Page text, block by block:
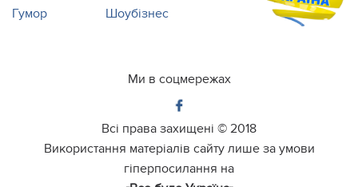
Гумор
Шоубізнес
Ми в соцмережах
Всі права захищені © 2018
Використання матеріалів сайту лише за умови
гіперпосилання на